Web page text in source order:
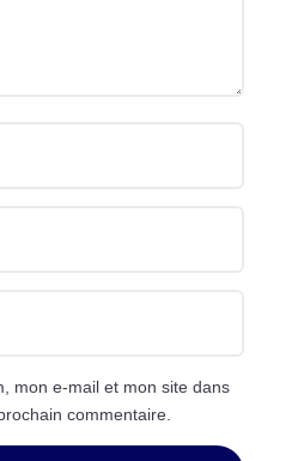
mon e-mail et mon site dans
commentaire.